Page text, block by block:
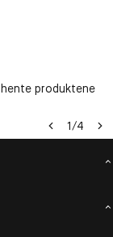
produktene
1/4